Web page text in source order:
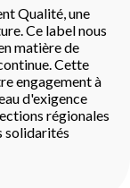
Qualité, une
Ce label nous
matière de
Cette
engagement à
d'exigence
régionales
solidarités